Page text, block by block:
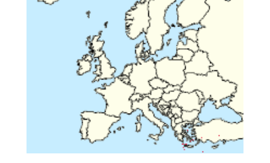
que se cultiva hoy en día en jardines y jardines. campos.
Es probable que se produzcan más daños a la diversidad
si los protectores de semillas no están exentos de forma
inmediata y completa de la obligación de registro oficial
en virtud del Reglamento Fitosanitario UE 2016/2031.
Las variedades de diversidad son una necesidad, no un
riesgo, como algunos afirman. Imponer la obligación de
registro a los custodios de semillas que usan tiendas web
podría dañar profundamente la conservación de la
diversidad y no ayuda mucho a evitar problemas
fitosanitarios en la UE.